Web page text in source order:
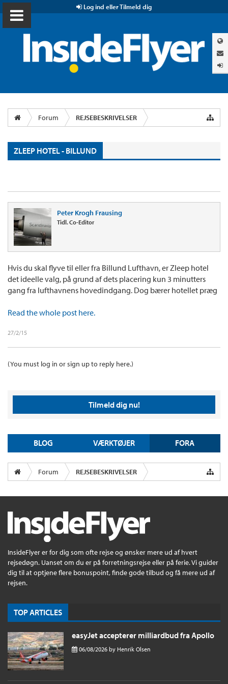
Log ind eller Tilmeld dig
Forum REJSEBESKRIVELSER
ZLEEP HOTEL - BILLUND
Peter Krogh Frausing
Tidl. Co-Editor
Hvis du skal flyve til eller fra Billund Lufthavn, er Zleep hotel
det ideelle valg, på grund af dets placering kun 3 minutters
gang fra lufthavnens hovedindgang. Dog bærer hotellet præg
Read the whole post here.
27/2/15
(You must log in or sign up to reply here.)
Tilmeld dig nu!
BLOG VÆRKTØJER FORA
Forum REJSEBESKRIVELSER
InsideFlyer er for dig som ofte rejse og ønsker mere ud af hvert
rejsedøgn. Uanset om du er på forretningsrejse eller på ferie. Vi guider
dig til at optjene flere bonuspoint, finde gode tilbud og få mere ud af
rejsen.
TOP ARTICLES
easyJet accepterer milliardbud fra Apollo
06/08/2026 by Henrik Olsen